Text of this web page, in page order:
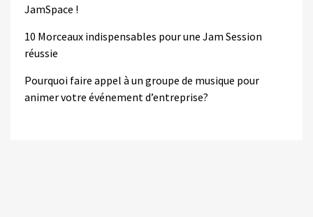
JamSpace !
10 Morceaux indispensables pour une Jam Session
réussie
Pourquoi faire appel à un groupe de musique pour
animer votre événement d’entreprise?